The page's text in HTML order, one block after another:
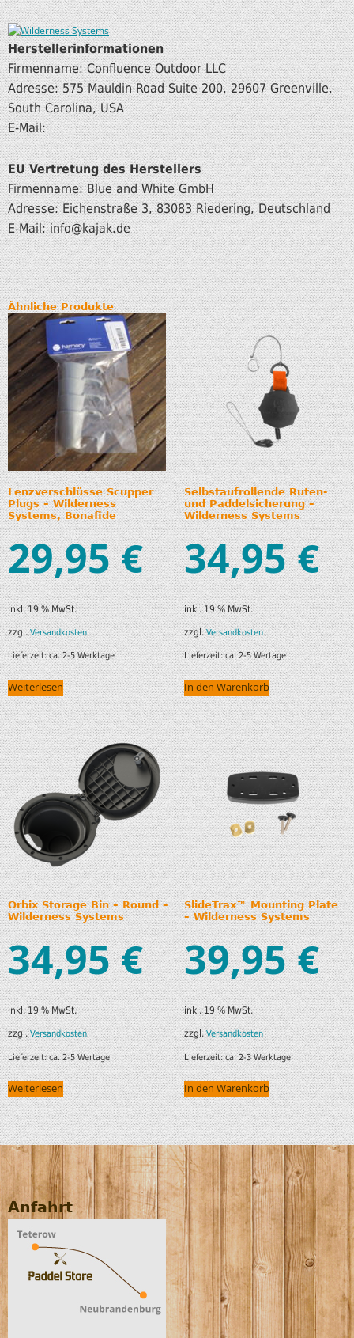
Herstellerinformationen
Firmenname: Confluence Outdoor LLC
Adresse: 575 Mauldin Road Suite 200, 29607 Greenville,
South Carolina, USA
E-Mail:
EU Vertretung des Herstellers
Firmenname: Blue and White GmbH
Adresse: Eichenstraße 3, 83083 Riedering, Deutschland
E-Mail: info@kajak.de
Ähnliche Produkte
Lenzverschlüsse Scupper
Plugs – Wilderness
Systems, Bonafide
29,95€
inkl. 19 % MwSt.
zzgl.Versandkosten
Lieferzeit:ca. 2-5 Werktage
Weiterlesen
Selbstaufrollende Ruten-
und Paddelsicherung –
Wilderness Systems
34,95€
inkl. 19 % MwSt.
zzgl.Versandkosten
Lieferzeit:ca. 2-5 Wertage
In den Warenkorb
Orbix Storage Bin – Round –
Wilderness Systems
34,95€
inkl. 19 % MwSt.
zzgl.Versandkosten
Lieferzeit:ca. 2-5 Wertage
Weiterlesen
SlideTrax™ Mounting Plate
– Wilderness Systems
39,95€
inkl. 19 % MwSt.
zzgl.Versandkosten
Lieferzeit:ca. 2-3 Werktage
In den Warenkorb
Anfahrt